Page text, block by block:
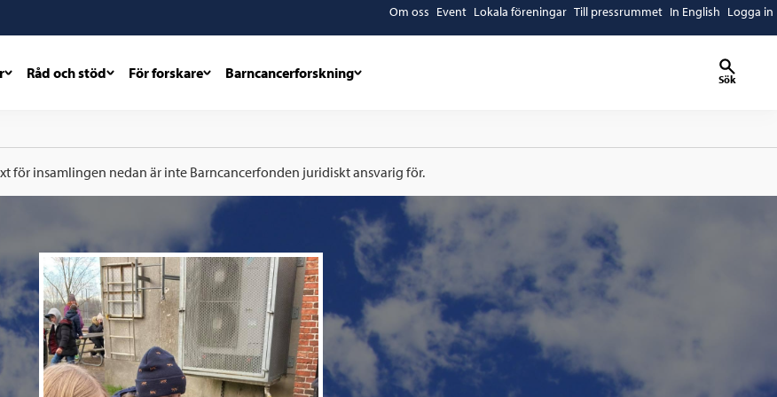
Om oss Event Lokala föreningar Till pressrummet In English Logga in
Råd och stöd För forskare Barncancerforskning Sök
för insamlingen nedan är inte Barncancerfonden juridiskt ansvarig för.